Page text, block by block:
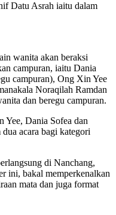
Datu Asrah iaitu dalam
wanita akan beraksi
campuran, iaitu Dania
campuran), Ong Xin Yee
Noraqilah Ramdan
dan beregu campuran.
Yee, Dania Sofea dan
acara bagi kategori
di Nanchang,
ini, bakal memperkenalkan
mata dan juga format